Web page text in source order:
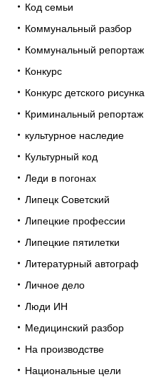
Код семьи
Коммунальный разбор
Коммунальный репортаж
Конкурс
Конкурс детского рисунка
Криминальный репортаж
культурное наследие
Культурный код
Леди в погонах
Липецк Советский
Липецкие профессии
Липецкие пятилетки
Литературный автограф
Личное дело
Люди ИН
Медицинский разбор
На производстве
Национальные цели